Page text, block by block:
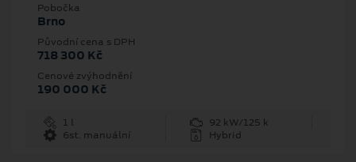
Pobočka
Brno
Původní cena s DPH
718 300 Kč
Cenové zvýhodnění
190 000 Kč
1 l
92 kW/125 k
6st. manuální
Hybrid